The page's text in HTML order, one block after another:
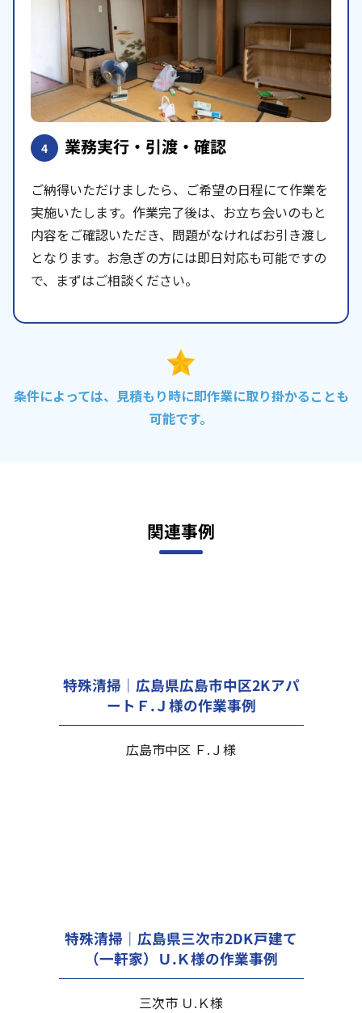
4 業務実行・引渡・確認
ご納得いただけましたら、ご希望の日程にて作業を
実施いたします。作業完了後は、お立ち会いのもと
内容をご確認いただき、問題がなければお引き渡し
となります。お急ぎの方には即日対応も可能ですの
で、まずはご相談ください。
条件によっては、見積もり時に即作業に取り掛かることも
可能です。
関連事例
特殊清掃｜広島県広島市中区2Kアパ
ートＦ.Ｊ様の作業事例
広島市中区 Ｆ.Ｊ様
特殊清掃｜広島県三次市2DK戸建て
（一軒家）Ｕ.Ｋ様の作業事例
三次市 Ｕ.Ｋ様